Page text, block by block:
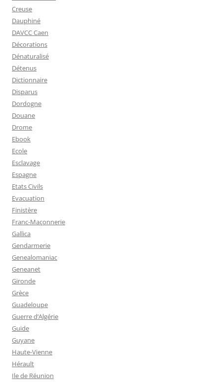
Creuse
Dauphiné
DAVCC Caen
Décorations
Dénaturalisé
Détenus
Dictionnaire
Disparus
Dordogne
Douane
Drome
Ebook
Ecole
Esclavage
Espagne
Etats Civils
Evacuation
Finistère
Franc-Maçonnerie
Gallica
Gendarmerie
Genealomaniac
Geneanet
Gironde
Grèce
Guadeloupe
Guerre d’Algérie
Guide
Guyane
Haute-Vienne
Hérault
Ile de Réunion